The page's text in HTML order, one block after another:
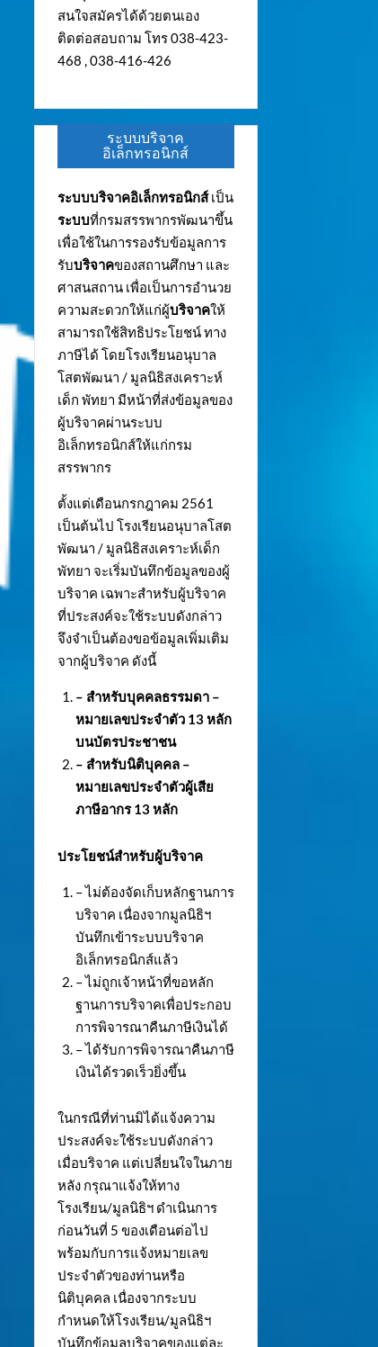
สนใจสมัครได้ด้วยตนเอง
ติดต่อสอบถาม โทร 038-423-
468 , 038-416-426
ระบบบริจาค
อิเล็กทรอนิกส์
ระบบบริจาคอิเล็กทรอนิกส์เป็น
ระบบที่กรมสรรพากรพัฒนาขึ้น
เพื่อใช้ในการรองรับข้อมูลการ
รับบริจาคของสถานศึกษา และ
ศาสนสถาน เพื่อเป็นการอำนวย
ความสะดวกให้แก่ผู้บริจาคให้
สามารถใช้สิทธิประโยชน์ ทาง
ภาษีได้ โดยโรงเรียนอนุบาล
โสตพัฒนา / มูลนิธิสงเคราะห์
เด็ก พัทยา มีหน้าที่ส่งข้อมูลของ
ผู้บริจาคผ่านระบบ
อิเล็กทรอนิกส์ให้แก่กรม
สรรพากร
ตั้งแต่เดือนกรกฎาคม 2561
เป็นต้นไป โรงเรียนอนุบาลโสต
พัฒนา / มูลนิธิสงเคราะห์เด็ก
พัทยา จะเริ่มบันทึกข้อมูลของผู้
บริจาค เฉพาะสำหรับผู้บริจาค
ที่ประสงค์จะใช้ระบบดังกล่าว
จึงจำเป็นต้องขอข้อมูลเพิ่มเติม
จากผู้บริจาค ดังนี้
– สำหรับบุคคลธรรมดา –
หมายเลขประจำตัว 13 หลัก
บนบัตรประชาชน
– สำหรับนิติบุคคล –
หมายเลขประจำตัวผู้เสีย
ภาษีอากร 13 หลัก
ประโยชน์สำหรับผู้บริจาค
– ไม่ต้องจัดเก็บหลักฐานการ
บริจาค เนื่องจากมูลนิธิฯ
บันทึกเข้าระบบบริจาค
อิเล็กทรอนิกส์แล้ว
– ไม่ถูกเจ้าหน้าที่ขอหลัก
ฐานการบริจาคเพื่อประกอบ
การพิจารณาคืนภาษีเงินได้
– ได้รับการพิจารณาคืนภาษี
เงินได้รวดเร็วยิ่งขึ้น
ในกรณีที่ท่านมิได้แจ้งความ
ประสงค์จะใช้ระบบดังกล่าว
เมื่อบริจาค แต่เปลี่ยนใจในภาย
หลัง กรุณาแจ้งให้ทาง
โรงเรียน/มูลนิธิฯ ดำเนินการ
ก่อนวันที่ 5 ของเดือนต่อไป
พร้อมกับการแจ้งหมายเลข
ประจำตัวของท่านหรือ
นิติบุคคล เนื่องจากระบบ
กำหนดให้โรงเรียน/มูลนิธิฯ
บันทึกข้อมูลบริจาคของแต่ละ